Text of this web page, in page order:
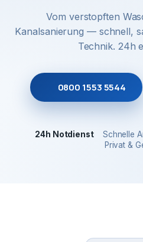
Vom verstopften
Kanalsanierung — schnell,
Technik. 24h
0800 1553 5544
24h Notdienst Schnelle
Privat &